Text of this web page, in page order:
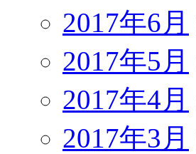
2017年6月
2017年5月
2017年4月
2017年3月